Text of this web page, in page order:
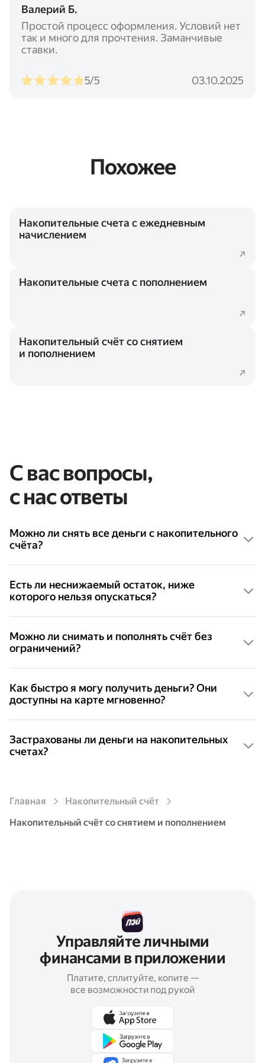
Валерий Б.
Простой процесс оформления. Условий нет
так и много для прочтения. Заманчивые
ставки.
5/5 03.10.2025
Похожее
Накопительные счета с ежедневным
начислением
Накопительные счета с пополнением
Накопительный счёт со снятием
и пополнением
С вас вопросы,
с нас ответы
Можно ли снять все деньги с накопительного
счёта?
часть денег и копить дальше. На ставку и другие
условия накопительного счёта не повлияет
Есть ли неснижаемый остаток, ниже
которого нельзя опускаться?
остаток
Можно ли снимать и пополнять счёт без
ограничений?
на всех накопительных счетах
Как быстро я могу получить деньги? Они
доступны на карте мгновенно?
займёт минуту
Застрахованы ли деньги на накопительных
счетах?
не установлено законом. Мы защищаем
ту же технику безопасности и хранения денег.
Главная
Накопительный счёт
Накопительный счёт со снятием и пополнением
Управляйте личными
финансами в приложении
Платите, сплитуйте, копите —
все возможности под рукой